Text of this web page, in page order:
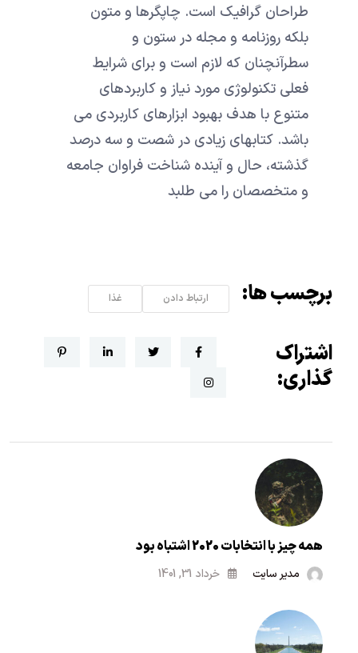
طراحان گرافیک است. چاپگرها و متون
بلکه روزنامه و مجله در ستون و
سطرآنچنان که لازم است و برای شرایط
فعلی تکنولوژی مورد نیاز و کاربردهای
متنوع با هدف بهبود ابزارهای کاربردی می
باشد. کتابهای زیادی در شصت و سه درصد
گذشته، حال و آینده شناخت فراوان جامعه
و متخصصان را می طلبد
برچسب ها: ارتباط دادن غذا
اشتراک
گذاری:
همه چیز با انتخابات 2020 اشتباه بود
مدیر سایت خرداد 31, 1401